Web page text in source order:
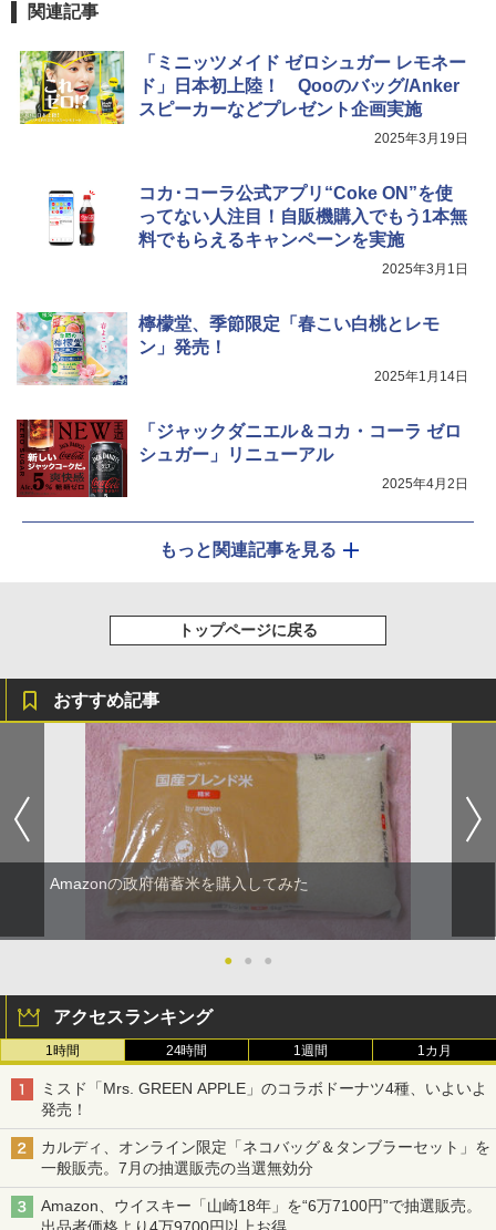
5
カップヌードル レギュラー 日清食品 カ
ップ麺 78g×20個
4
0℃ 1段調理 フラットテーブル 電子レン
ジ 赤外線センサー ノンフライ調理 簡単
お手入れ 小型 新生活 一人暮らし 二人暮
らし ファミリー
シャープ ウォーターオーブン ヘルシオ
AX-XJ1-B ブラック 30L 2段調理 コンベ
関連記事
「ミニッツメイド ゼロシュガー レモネー
ド」日本初上陸！ Qooのバッグ/Anker
スピーカーなどプレゼント企画実施
2025年3月19日
コカ･コーラ公式アプリ“Coke ON”を使
ってない人注目！自販機購入でもう1本無
料でもらえるキャンペーンを実施
2025年3月1日
檸檬堂、季節限定「春こい白桃とレモ
ン」発売！
2025年1月14日
「ジャックダニエル＆コカ・コーラ ゼロ
シュガー」リニューアル
2025年4月2日
もっと関連記事を見る
トップページに戻る
おすすめ記事
Amazonの政府備蓄米を購入してみた
● ● ●
アクセスランキング
1時間 24時間 1週間 1カ月
ミスド「Mrs. GREEN APPLE」のコラボドーナツ4種、いよいよ
発売！
カルディ、オンライン限定「ネコバッグ＆タンブラーセット」を
一般販売。7月の抽選販売の当選無効分
Amazon、ウイスキー「山崎18年」を“6万7100円”で抽選販売。
出品者価格より4万9700円以上お得